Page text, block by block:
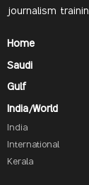
journalism
Home
Saudi
Gulf
India/World
India
International
Kerala